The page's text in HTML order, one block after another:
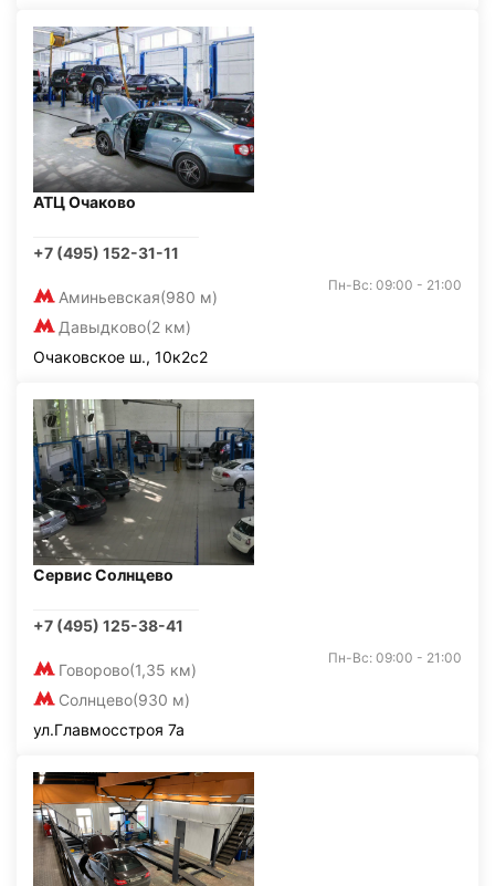
АТЦ Очаково
+7 (495) 152-31-11
Аминьевская(980 м)
Давыдково(2 км)
Пн-Вс: 09:00 - 21:00
Очаковское ш., 10к2с2
Сервис Солнцево
+7 (495) 125-38-41
Говорово(1,35 км)
Солнцево(930 м)
Пн-Вс: 09:00 - 21:00
ул.Главмосстроя 7а